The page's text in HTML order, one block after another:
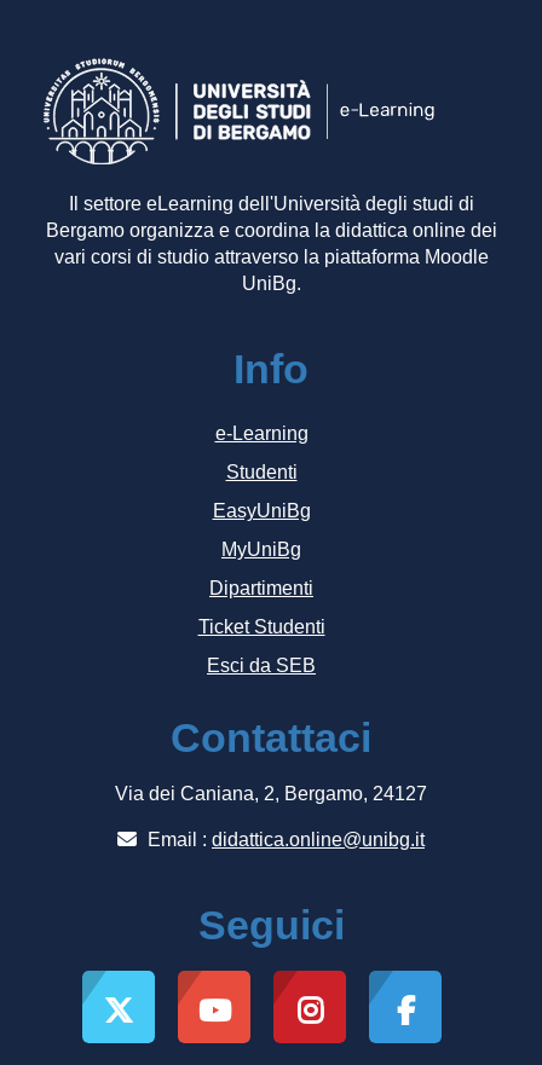
Il settore eLearning dell'Università degli studi di
Bergamo organizza e coordina la didattica online dei
vari corsi di studio attraverso la piattaforma Moodle
UniBg.
Info
e-Learning
Studenti
EasyUniBg
MyUniBg
Dipartimenti
Ticket Studenti
Esci da SEB
Contattaci
Via dei Caniana, 2, Bergamo, 24127
Email : didattica.online@unibg.it
Seguici